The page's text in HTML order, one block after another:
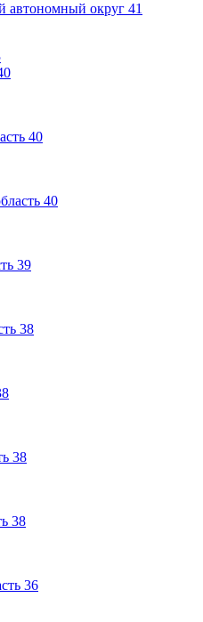
автономный округ 41
40
40
39
38
38
38
36